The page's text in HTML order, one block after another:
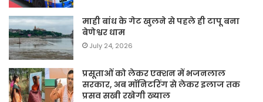
माही बांध के गेट खुलने से पहले ही टापू बना
बेणेश्वर धाम
July 24, 2026
प्रसूताओं को लेकर एक्शन में भजनलाल
सरकार, अब मॉनिटरिंग से लेकर इलाज तक
प्रसव सखी रखेगी ख्याल